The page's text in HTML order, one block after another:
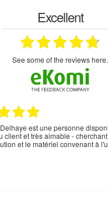
Excellent
see some of the reviews here.
est une personne
client et très aimable -
et le matériel convenant à